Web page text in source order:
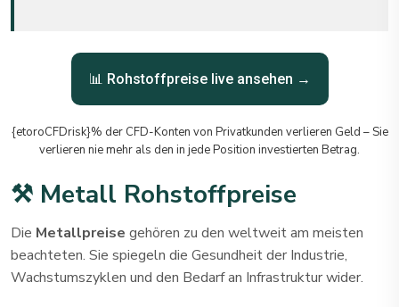
📊 Rohstoffpreise live ansehen →
{etoroCFDrisk}% der CFD-Konten von Privatkunden verlieren Geld – Sie
verlieren nie mehr als den in jede Position investierten Betrag.
⚒️ Metall Rohstoffpreise
Die Metallpreise gehören zu den weltweit am meisten
beachteten. Sie spiegeln die Gesundheit der Industrie,
Wachstumszyklen und den Bedarf an Infrastruktur wider.